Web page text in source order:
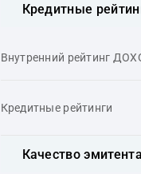
Кредитные
Внутренний рейтинг
Кредитные рейтинги
Качество эмитента